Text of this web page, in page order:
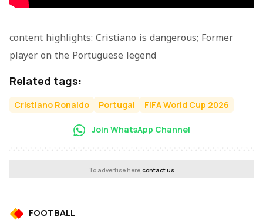
content highlights: Cristiano is dangerous; Former
player on the Portuguese legend
Related tags:
Cristiano Ronaldo Portugal FIFA World Cup 2026
Join WhatsApp Channel
To advertise here,contact us
FOOTBALL